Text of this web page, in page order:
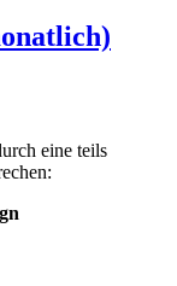
eine teils